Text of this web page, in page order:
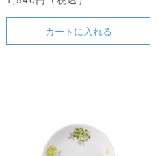
カートに入れる